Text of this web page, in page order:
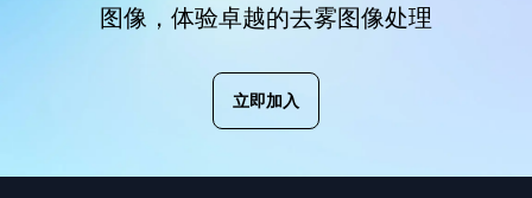
图像，体验卓越的去雾图像处理
立即加入